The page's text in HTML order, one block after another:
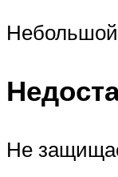
Небольшой
Не